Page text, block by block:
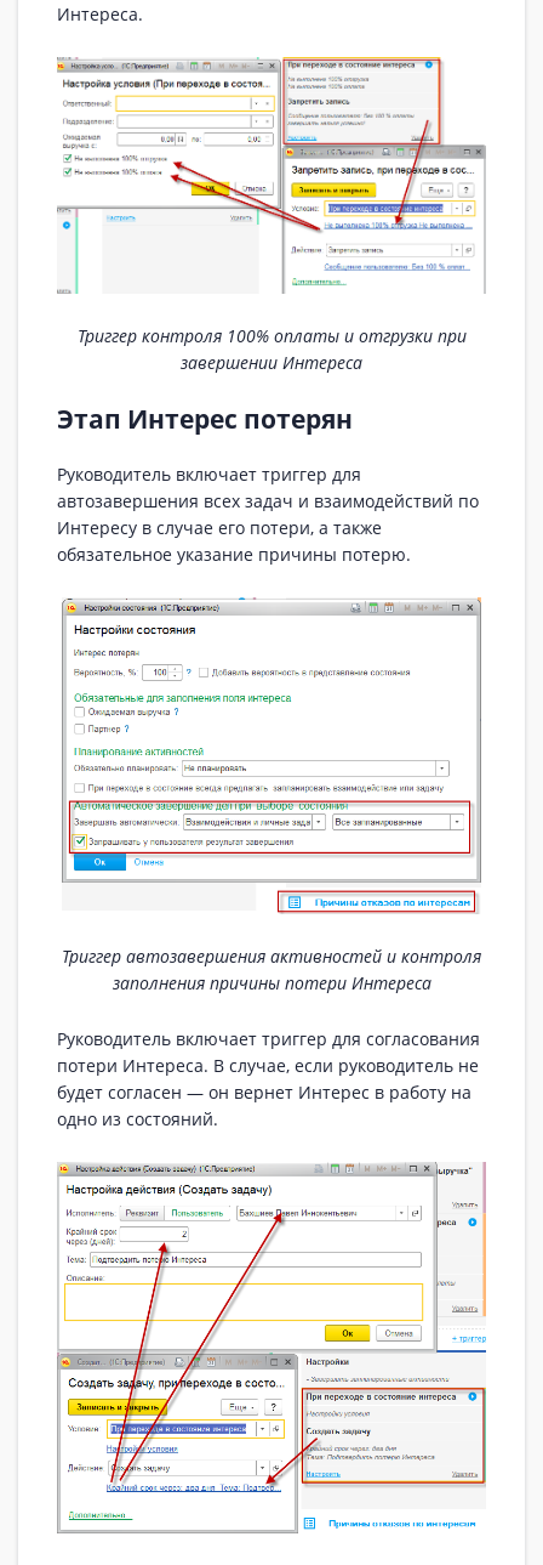
Интереса.
Триггер контроля 100% оплаты и отгрузки при
завершении Интереса
Этап Интерес потерян
Руководитель включает триггер для
автозавершения всех задач и взаимодействий по
Интересу в случае его потери, а также
обязательное указание причины потерю.
Триггер автозавершения активностей и контроля
заполнения причины потери Интереса
Руководитель включает триггер для согласования
потери Интереса. В случае, если руководитель не
будет согласен — он вернет Интерес в работу на
одно из состояний.